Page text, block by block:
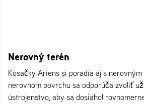
Nerovný terén
Kosačky Ariens si poradia aj s
nerovnom povrchu sa odporúča zvoliť
ústrojenstvo, aby sa dosiahol